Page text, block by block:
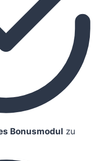
Bonusmodul zu